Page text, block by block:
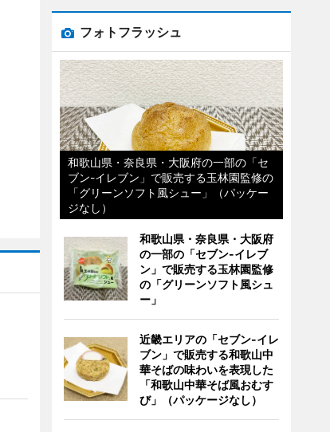
フォトフラッシュ
和歌山県・奈良県・大阪府の一部の「セ
ブン-イレブン」で販売する玉林園監修の
「グリーンソフト風シュー」（パッケー
ジなし）
和歌山県・奈良県・大阪府
の一部の「セブン-イレブ
ン」で販売する玉林園監修
の「グリーンソフト風シュ
ー」
近畿エリアの「セブン-イレ
ブン」で販売する和歌山中
華そばの味わいを表現した
「和歌山中華そば風おむす
び」（パッケージなし）